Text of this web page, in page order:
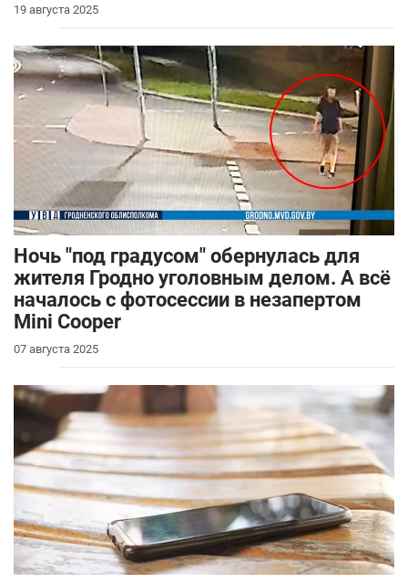
19 августа 2025
Ночь "под градусом" обернулась для
жителя Гродно уголовным делом. А всё
началось с фотосессии в незапертом
Mini Cooper
07 августа 2025